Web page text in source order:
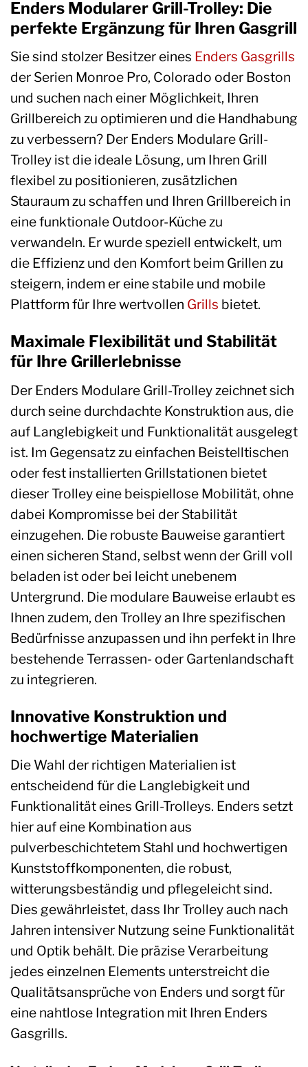
Enders Modularer Grill-Trolley: Die
perfekte Ergänzung für Ihren Gasgrill
Sie sind stolzer Besitzer eines Enders Gasgrills
der Serien Monroe Pro, Colorado oder Boston
und suchen nach einer Möglichkeit, Ihren
Grillbereich zu optimieren und die Handhabung
zu verbessern? Der Enders Modulare Grill-
Trolley ist die ideale Lösung, um Ihren Grill
flexibel zu positionieren, zusätzlichen
Stauraum zu schaffen und Ihren Grillbereich in
eine funktionale Outdoor-Küche zu
verwandeln. Er wurde speziell entwickelt, um
die Effizienz und den Komfort beim Grillen zu
steigern, indem er eine stabile und mobile
Plattform für Ihre wertvollen Grills bietet.
Maximale Flexibilität und Stabilität
für Ihre Grillerlebnisse
Der Enders Modulare Grill-Trolley zeichnet sich
durch seine durchdachte Konstruktion aus, die
auf Langlebigkeit und Funktionalität ausgelegt
ist. Im Gegensatz zu einfachen Beistelltischen
oder fest installierten Grillstationen bietet
dieser Trolley eine beispiellose Mobilität, ohne
dabei Kompromisse bei der Stabilität
einzugehen. Die robuste Bauweise garantiert
einen sicheren Stand, selbst wenn der Grill voll
beladen ist oder bei leicht unebenem
Untergrund. Die modulare Bauweise erlaubt es
Ihnen zudem, den Trolley an Ihre spezifischen
Bedürfnisse anzupassen und ihn perfekt in Ihre
bestehende Terrassen- oder Gartenlandschaft
zu integrieren.
Innovative Konstruktion und
hochwertige Materialien
Die Wahl der richtigen Materialien ist
entscheidend für die Langlebigkeit und
Funktionalität eines Grill-Trolleys. Enders setzt
hier auf eine Kombination aus
pulverbeschichtetem Stahl und hochwertigen
Kunststoffkomponenten, die robust,
witterungsbeständig und pflegeleicht sind.
Dies gewährleistet, dass Ihr Trolley auch nach
Jahren intensiver Nutzung seine Funktionalität
und Optik behält. Die präzise Verarbeitung
jedes einzelnen Elements unterstreicht die
Qualitätsansprüche von Enders und sorgt für
eine nahtlose Integration mit Ihren Enders
Gasgrills.